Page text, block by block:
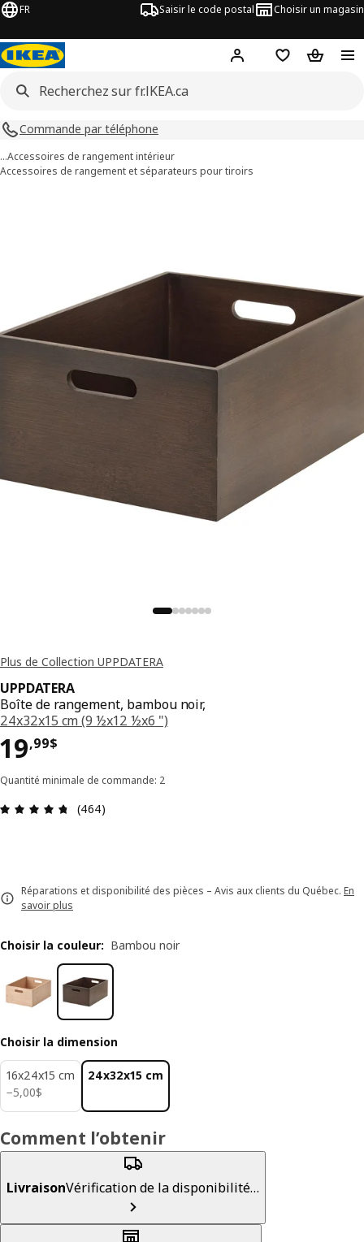
FR Saisir le code postal Choisir un magasin
Hej ! Connectez-vous
Liste d'achats
Panier
Commande par téléphone
…Accessoires de rangement intérieur
Accessoires de rangement et séparateurs pour tiroirs
Plus de Collection UPPDATERA
UPPDATERA
Boîte de rangement, bambou noir,
24x32x15 cm (9 ½x12 ½x6 ")
19,99$
Prix 19,99$
Quantité minimale de commande: 2
Avis: 4.7 sur 5 étoiles. Nombre total d'avis: 464
(464)
Réparations et disponibilité des pièces – Avis aux clients du Québec. En
savoir plus
Choisir la couleur: Bambou noir
Choisir la dimension
16x24x15 cm
−5,00$
5,00$
24x32x15 cm
Comment l’obtenir
LivraisonVérification de la disponibilité…